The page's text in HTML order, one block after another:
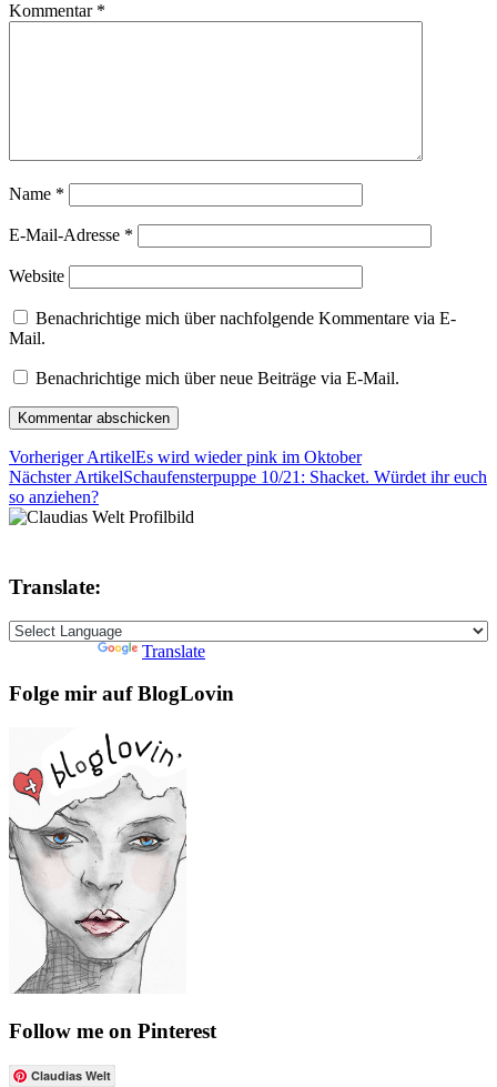
Kommentar *
Name *
E-Mail-Adresse *
Website
Benachrichtige mich über nachfolgende Kommentare via E-
Mail.
Benachrichtige mich über neue Beiträge via E-Mail.
Vorheriger ArtikelEs wird wieder pink im Oktober
Nächster ArtikelSchaufensterpuppe 10/21: Shacket. Würdet ihr euch
so anziehen?
Translate:
Translate
Folge mir auf BlogLovin
Follow me on Pinterest
Claudias Welt